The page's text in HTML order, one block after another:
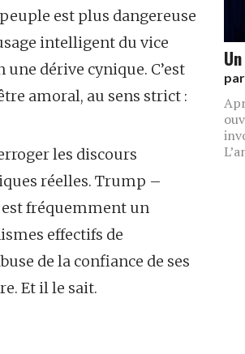
est plus dangereuse
intelligent du vice
dérive cynique. C’est
amoral, au sens strict :
les discours
réelles. Trump –
est fréquemment un
effectifs de
de la confiance de ses
Et il le sait.
par